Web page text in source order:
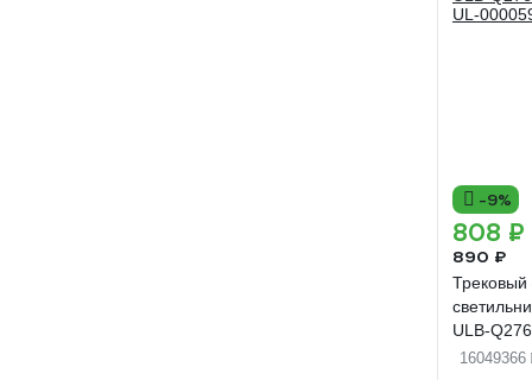
-9%
808 ₽
890 ₽
Трековый
ULB-
UL-
16049366